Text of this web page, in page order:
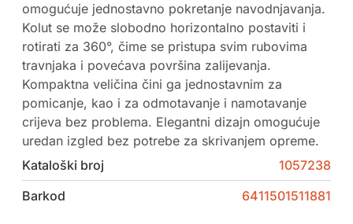
omogućuje jednostavno pokretanje navodnjavanja.
Kolut se može slobodno horizontalno postaviti i
rotirati za 360°, čime se pristupa svim rubovima
travnjaka i povećava površina zalijevanja.
Kompaktna veličina čini ga jednostavnim za
pomicanje, kao i za odmotavanje i namotavanje
crijeva bez problema. Elegantni dizajn omogućuje
uredan izgled bez potrebe za skrivanjem opreme.
Kataloški broj
1057238
Barkod
6411501511881